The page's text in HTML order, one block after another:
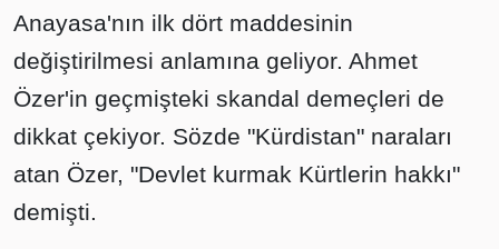
Anayasa'nın ilk dört maddesinin
değiştirilmesi anlamına geliyor. Ahmet
Özer'in geçmişteki skandal demeçleri de
dikkat çekiyor. Sözde "Kürdistan" naraları
atan Özer, "Devlet kurmak Kürtlerin hakkı"
demişti.